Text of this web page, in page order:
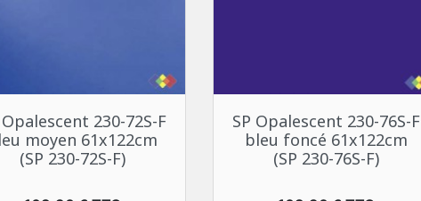
Aperçu rapide
Opalescent 230-72S-F
moyen 61x122cm
(SP 230-72S-F)
Aperçu rapide
SP Opalescent 230-76S-F
bleu foncé 61x122cm
(SP 230-76S-F)